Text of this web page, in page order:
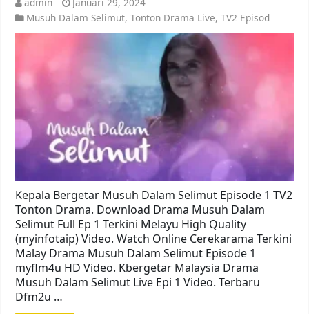
Musuh Dalam Selimut,Tonton Drama Live,TV2 Episod
Kepala Bergetar Musuh Dalam Selimut Episode 1 TV2
Tonton Drama. Download Drama Musuh Dalam
Selimut Full Ep 1 Terkini Melayu High Quality
(myinfotaip) Video. Watch Online Cerekarama Terkini
Malay Drama Musuh Dalam Selimut Episode 1
myflm4u HD Video. Kbergetar Malaysia Drama
Musuh Dalam Selimut Live Epi 1 Video. Terbaru
Dfm2u …